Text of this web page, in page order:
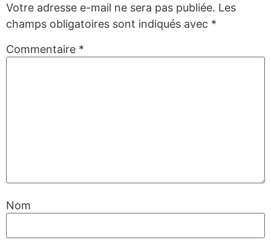
Votre adresse e-mail ne sera pas publiée. Les
champs obligatoires sont indiqués avec *
Commentaire *
Nom